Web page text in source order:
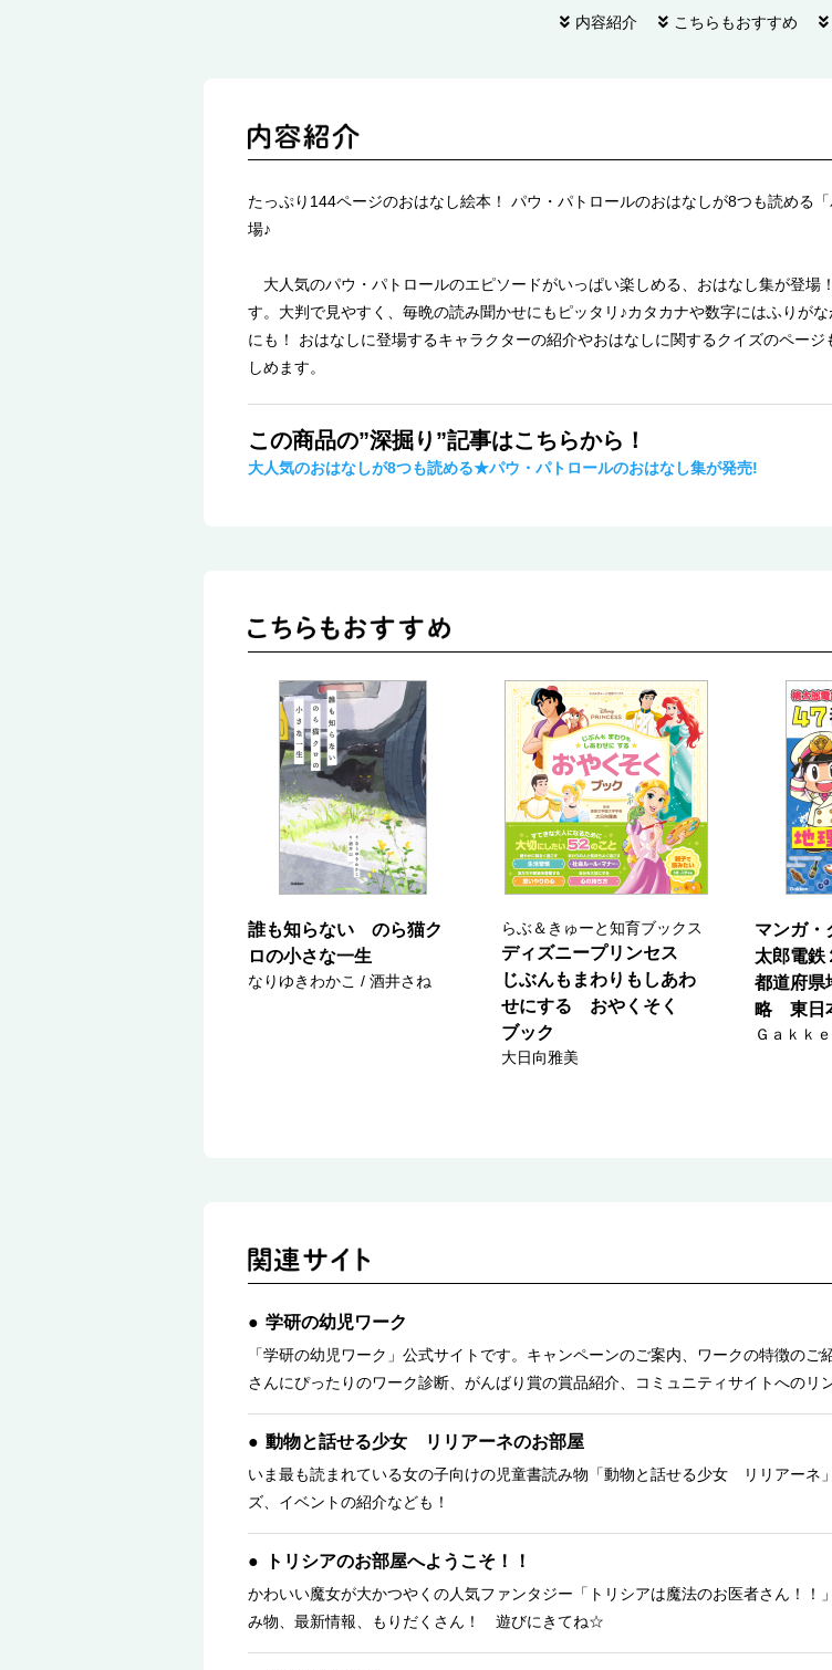
内容紹介 こちらもおすすめ
たっぷり144ページのおはなし絵本！ パウ・パトロールのおはなしが8つも読め
場♪
大人気のパウ・パトロールのエピソードがいっぱい楽しめる、おはなし集が登場
す。大判で見やすく、毎晩の読み聞かせにもピッタリ♪カタカナや数字にはふりが
にも！ おはなしに登場するキャラクターの紹介やおはなしに関するクイズのペー
しめます。
この商品の”深掘り”記事はこちらから！
大人気のおはなしが8つも読める★パウ・パトロールのおはなし集が発売!
誰も知らない のら猫ク
ロの小さな一生
なりゆきわかこ / 酒井さね
らぶ＆きゅーと知育ブックス
ディズニープリンセス
じぶんもまわりもしあわ
せにする おやくそく
ブック
大日向雅美
マンガ・
太郎電鉄
都道府県
略 東日
Ｇａｋｋｅ
学研の幼児ワーク
「学研の幼児ワーク」公式サイトです。キャンペーンのご案内、ワークの特徴の
さんにぴったりのワーク診断、がんばり賞の賞品紹介、コミュニティサイトへのリ
動物と話せる少女 リリアーネのお部屋
いま最も読まれている女の子向けの児童書読み物「動物と話せる少女 リリアーネ
ズ、イベントの紹介なども！
トリシアのお部屋へようこそ！！
かわいい魔女が大かつやくの人気ファンタジー「トリシアは魔法のお医者さん！
み物、最新情報、もりだくさん！ 遊びにきてね☆